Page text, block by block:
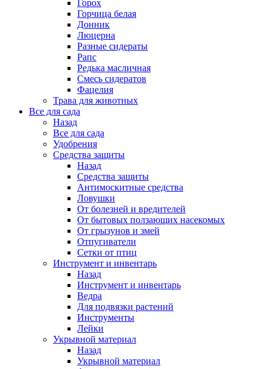
Горох
Горчица белая
Донник
Люцерна
Разные сидераты
Рапс
Редька масличная
Смесь сидератов
Фацелия
Трава для животных
Все для сада
Назад
Все для сада
Удобрения
Средства защиты
Назад
Средства защиты
Антимоскитные средства
Ловушки
От болезней и вредителей
От бытовых ползающих насекомых
От грызунов и змей
Отпугиватели
Сетки от птиц
Инструмент и инвентарь
Назад
Инструмент и инвентарь
Ведра
Для подвязки растений
Инструменты
Лейки
Укрывной материал
Назад
Укрывной материал